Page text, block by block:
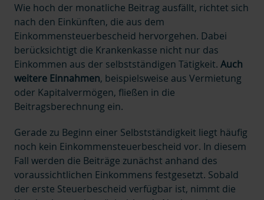
Wie hoch der monatliche Beitrag ausfällt, richtet sich
nach den Einkünften, die aus dem
Einkommensteuerbescheid hervorgehen. Dabei
berücksichtigt die Krankenkasse nicht nur das
Einkommen aus der selbstständigen Tätigkeit. Auch
weitere Einnahmen, beispielsweise aus Vermietung
oder Kapitalvermögen, fließen in die
Beitragsberechnung ein.
Gerade zu Beginn einer Selbstständigkeit liegt häufig
noch kein Einkommensteuerbescheid vor. In diesem
Fall werden die Beiträge zunächst anhand des
voraussichtlichen Einkommens festgesetzt. Sobald
der erste Steuerbescheid verfügbar ist, nimmt die